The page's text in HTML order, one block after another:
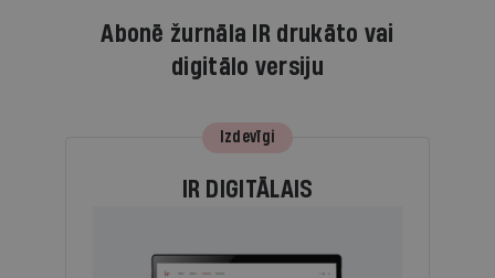
Abonē žurnāla IR drukāto vai
digitālo versiju
Izdevīgi
IR DIGITĀLAIS